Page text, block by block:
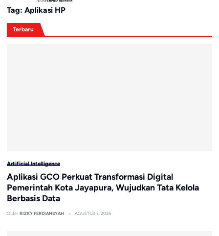
Tag: Aplikasi HP
Terbaru
Artificial Intelligence
Aplikasi GCO Perkuat Transformasi Digital
Pemerintah Kota Jayapura, Wujudkan Tata Kelola
Berbasis Data
OLEH RIZKY FERDIANSYAH AGUSTUS 3, 2026